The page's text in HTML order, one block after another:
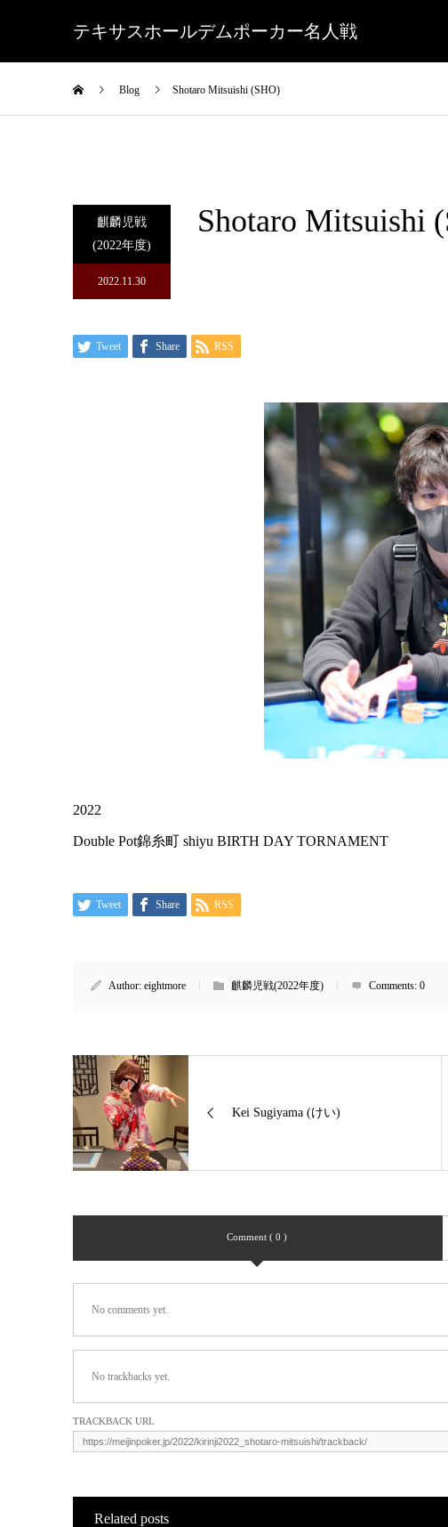
テキサスホールデムポーカー名人戦
Blog Shotaro Mitsuishi (SHO)
麒麟児戦
(2022年度)
2022.11.30
Shotaro Mitsuishi
Tweet Share RSS
2022
Double Pot錦糸町 shiyu BIRTH DAY TORNAMENT
Tweet Share RSS
Author: eightmore 麒麟児戦(2022年度) Comments: 0
Kei Sugiyama (けい)
Comment ( 0 )
No comments yet.
No trackbacks yet.
TRACKBACK URL
Related posts